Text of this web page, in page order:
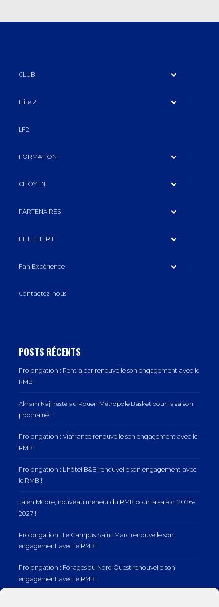
CLUB
Elite 2
LF2
FORMATION
CITOYEN
PARTENAIRES
BILLETTERIE
Fan Expérience
Contactez-nous
POSTS RÉCENTS
Prolongation : Rent a car renouvelle son engagement avec le
RMB !
Akram Naji reste au Rouen Métropole Basket pour la saison
prochaine !
Prolongation : Viafrance renouvelle son engagement avec le
RMB !
Prolongation : L’hôtel B&B renouvelle son engagement avec
le RMB !
Jalen Moore, nouveau meneur du RMB pour la saison 2026-
2027 !
Prolongation : Le Campus Saint Marc renouvelle son
engagement avec le RMB !
Prolongation : Forages du Nord Ouest renouvelle son
engagement avec le RMB !